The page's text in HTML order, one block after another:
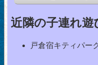
近隣の子連れ遊
戸倉宿キティパー